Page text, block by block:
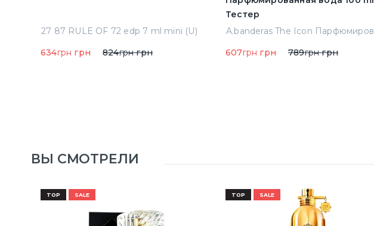
27 87 RULE OF 72 edp 7 ml mini (U)
634грн грн 824грнгрн
Тестер
607грн грн 789грнгрн
ВЫ СМОТРЕЛИ
TOP SALE TOP SALE